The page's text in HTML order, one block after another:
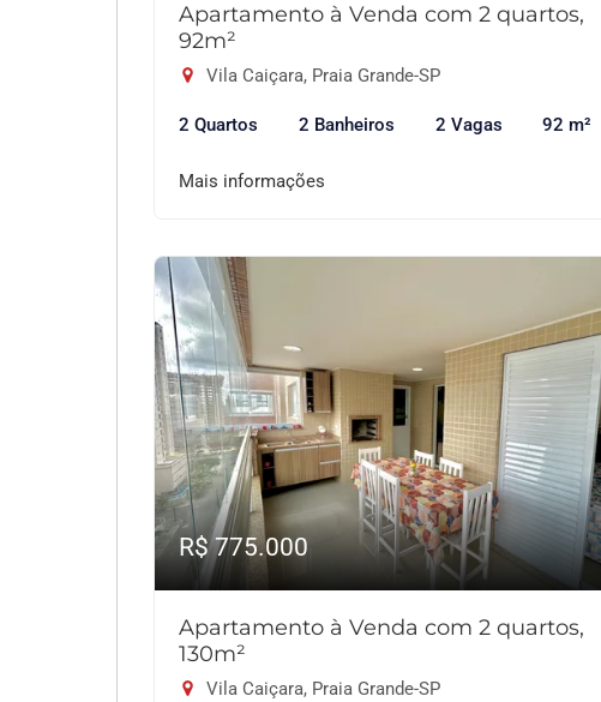
Apartamento à Venda com 2 quartos,
92m²
Vila Caiçara, Praia Grande-SP
2 Quartos 2 Banheiros 2 Vagas 92 m²
Mais informações
R$ 775.000
Apartamento à Venda com 2 quartos,
130m²
Vila Caiçara, Praia Grande-SP